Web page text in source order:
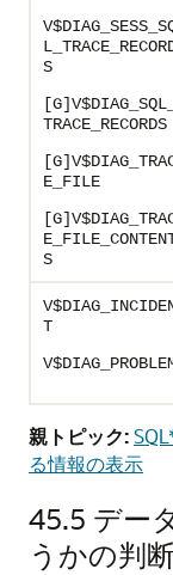
S
[G]V$DIAG_SQL_
TRACE_RECORDS
E_FILE
S
T
親トピック:
る情報の表示
45.5 デー
うかの判